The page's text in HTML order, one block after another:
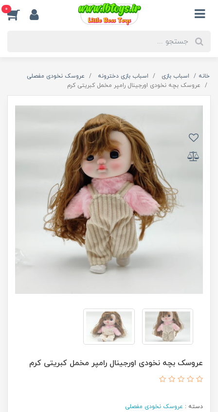
0
خانه اسباب بازی اسباب بازی دخترونه
عروسک نخودی مفصلی
عروسک بچه نخودی اورجینال رامپر مخمل کبریتی کرم
عروسک بچه نخودی اورجینال رامپر مخمل کبریتی کرم
دسته : عروسک نخودی مفصلی